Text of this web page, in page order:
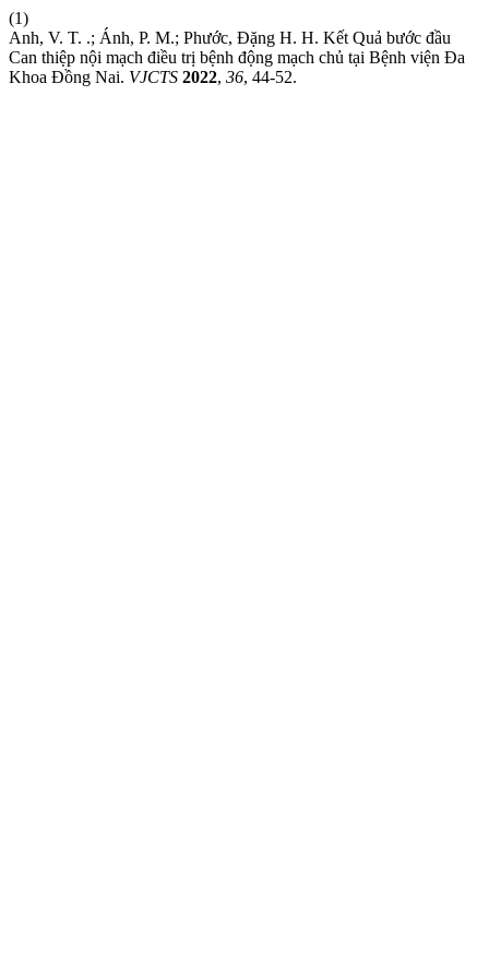
(1)
Anh, V. T. .; Ánh, P. M.; Phước, Đặng H. H. Kết Quả bước đầu
Can thiệp nội mạch điều trị bệnh động mạch chủ tại Bệnh viện Đa
Khoa Đồng Nai. VJCTS 2022, 36, 44-52.